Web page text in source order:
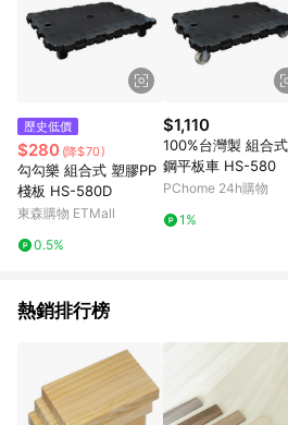
扣 (含折價券折扣)】、【P幣扣抵】、【
運費】等金額。 《6》符合LINE POINTS
家訂單頁面標示「LINE回饋」，若無此標
POINTS點數資格亦不得使用點數紅包 。
「單一商品最高回饋點數」機制 (特殊活動
限」)，以同一訂單中同一商品不論件數計
當下LINE購物所設定的回饋機制為準。 《8
訊整合性平台，商品資料更新會有時間差
顏色、價位、贈品與PChome 24h購物銷售
頁標示為準！
歷史低價
$280 (降$70)
勾勾樂 組合式 塑膠PP
棧板 HS-580D
東森購物 ETMall
0.5%
$1,110
100%台灣製 組合
鋼平板車 HS-580
PChome 24h購物
1%
熱銷排行榜